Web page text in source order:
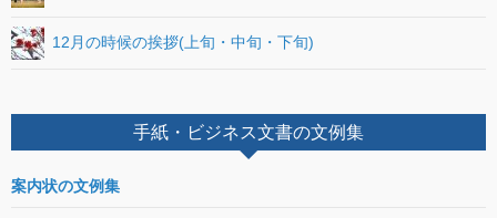
12月の時候の挨拶(上旬・中旬・下旬)
手紙・ビジネス文書の文例集
案内状の文例集